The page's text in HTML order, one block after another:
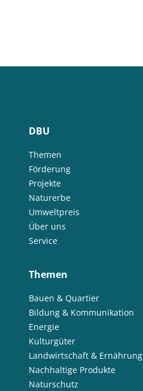
DBU
Themen
Förderung
Projekte
Naturerbe
Umweltpreis
Über uns
Service
Themen
Bauen & Quartier
Bildung & Kommunikation
Energie
Kulturgüter
Landwirtschaft & Ernährung
Nachhaltige Produkte
Naturschutz